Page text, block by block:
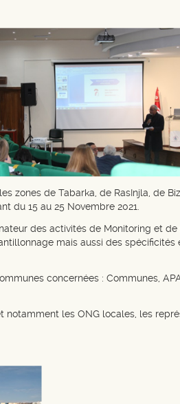
zones de Tabarka, de RasInjla, de
du 15 au 25 Novembre 2021.
des activités de Monitoring et de
mais aussi des spécificités
concernées : Communes,
les ONG locales, les